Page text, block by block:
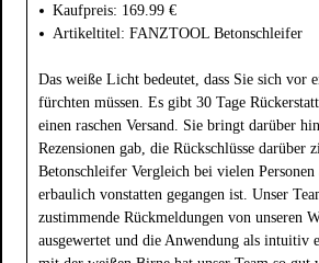
Kaufpreis: 169.99 €
Artikeltitel: FANZTOOL Betonschleifer
Das weiße Licht bedeutet, dass Sie sich vor
fürchten müssen. Es gibt 30 Tage
einen raschen Versand. Sie bringt darüber
Rezensionen gab, die Rückschlüsse darüber
Betonschleifer Vergleich bei vielen Personen
erbaulich vonstatten gegangen ist. Unser
zustimmende Rückmeldungen von unseren
ausgewertet und die Anwendung als intuitiv